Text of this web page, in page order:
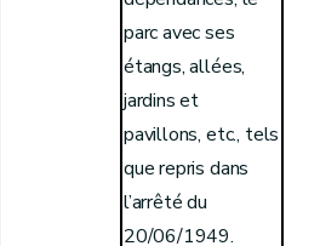
parc avec ses
étangs, allées,
jardins et
pavillons, etc., tels
que repris dans
l’arrêté du
20/06/1949.